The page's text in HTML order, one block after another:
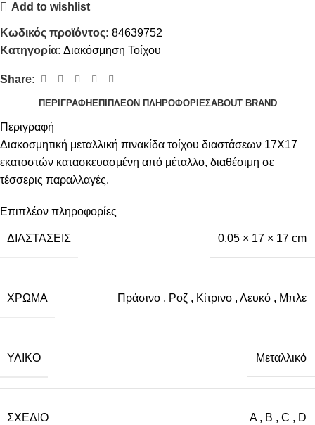
Add to wishlist
Κωδικός προϊόντος: 84639752
Κατηγορία: Διακόσμηση Τοίχου
Share:
ΠΕΡΙΓΡΑΦΉ ΕΠΙΠΛΈΟΝ ΠΛΗΡΟΦΟΡΊΕΣABOUT BRAND
Περιγραφή
Διακοσμητική μεταλλική πινακίδα τοίχου διαστάσεων 17Χ17
εκατοστών κατασκευασμένη από μέταλλο, διαθέσιμη σε
τέσσερις παραλλαγές.
Επιπλέον πληροφορίες
ΔΙΑΣΤΆΣΕΙΣ 0,05 × 17 × 17 cm
ΧΡΏΜΑ Πράσινο , Ροζ , Κίτρινο , Λευκό , Μπλε
ΥΛΙΚΌ Μεταλλικό
ΣΧΈΔΙΟ A , B , C , D